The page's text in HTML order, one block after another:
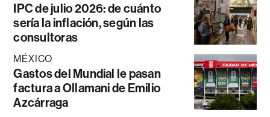
IPC de julio 2026: de cuánto
sería la inflación, según las
consultoras
MÉXICO
Gastos del Mundial le pasan
factura a Ollamani de Emilio
Azcárraga